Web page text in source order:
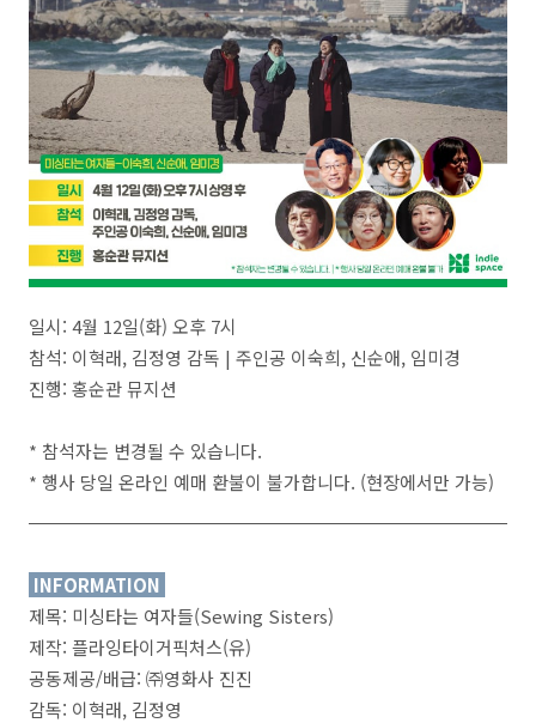
일시: 4월 12일(화) 오후 7시
참석: 이혁래, 김정영 감독 | 주인공 이숙희, 신순애, 임미경
진행: 홍순관 뮤지션
* 참석자는 변경될 수 있습니다.
* 행사 당일 온라인 예매 환불이 불가합니다. (현장에서만 가능)
INFORMATION
제목: 미싱타는 여자들(Sewing Sisters)
제작: 플라잉타이거픽처스(유)
공동제공/배급: ㈜영화사 진진
감독: 이혁래, 김정영